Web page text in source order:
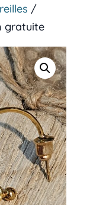
/
gratuite